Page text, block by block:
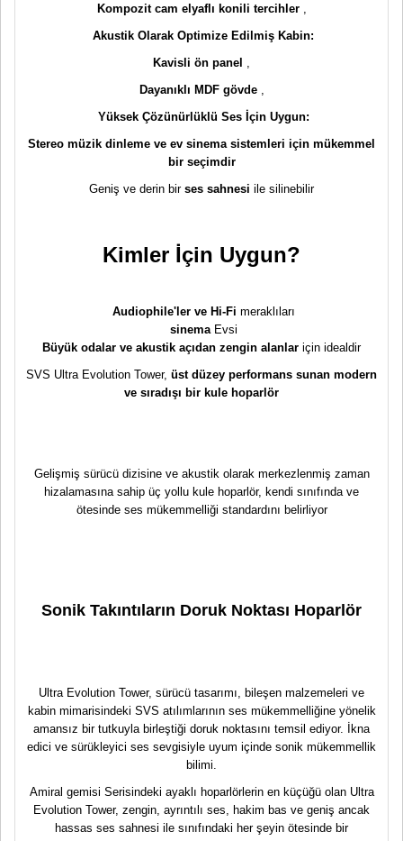
Kompozit cam elyaflı konili tercihler,
Akustik Olarak Optimize Edilmiş Kabin:
Kavisli ön panel
Dayanıklı MDF gövde,
Yüksek Çözünürlüklü Ses İçin Uygun:
Stereo müzik dinleme ve ev sinema sistemleri için mükemmel
bir seçimdir
Geniş ve derin bir ses sahnesi ile silinebilir
Kimler İçin Uygun?
Audiophile'ler ve Hi-Fi meraklıları
sinemaEvsi
Büyük odalar ve akustik açıdan zengin alanlar için idealdir
SVS Ultra Evolution Tower, üst düzey performans sunan modern
ve sıradışı bir kule hoparlör
Gelişmiş sürücü dizisine ve akustik olarak merkezlenmiş zaman
hizalamasına sahip üç yollu kule hoparlör, kendi sınıfında ve
ötesinde ses mükemmelliği standardını belirliyor
Sonik Takıntıların Doruk Noktası Hoparlör
Ultra Evolution Tower, sürücü tasarımı, bileşen malzemeleri ve
kabin mimarisindeki SVS atılımlarının ses mükemmelliğine yönelik
amansız bir tutkuyla birleştiği doruk noktasını temsil ediyor. İkna
edici ve sürükleyici ses sevgisiyle uyum içinde sonik mükemmellik
bilimi.
Amiral gemisi Serisindeki ayaklı hoparlörlerin en küçüğü olan Ultra
Evolution Tower, zengin, ayrıntılı ses, hakim bas ve geniş ancak
hassas ses sahnesi ile sınıfındaki her şeyin ötesinde bir